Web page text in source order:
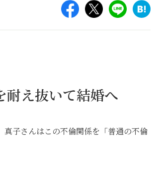
耐え抜いて結婚へ
子さんはこの不倫関係を「普通の不倫